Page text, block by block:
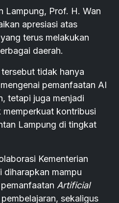
Lampung, Prof. H. Wan
apresiasi atas
terus melakukan
daerah.
tidak hanya
pemanfaatan AI
tetapi juga menjadi
kontribusi
Lampung di tingkat
Kementerian
diharapkan mampu
Artificial
sekaligus